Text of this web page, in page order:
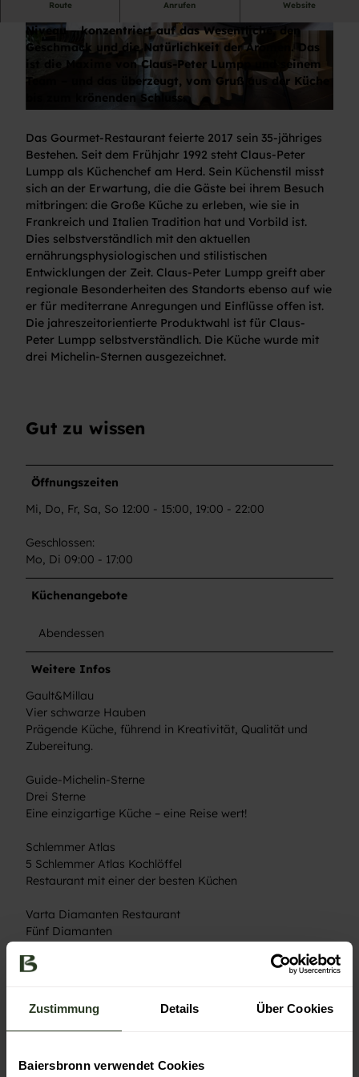
Zustimmung Details Über Cookies
Baiersbronn verwendet Cookies
© Hotel Bareiss GmbH © Hotel Bareiss GmbH
Route Anrufen Website
Niveau – konzentriert auf das Wesentliche, den
Geschmack und die Natürlichkeit der Aromen. Das
ist die Maxime von Claus-Peter Lumpp und seinem
Team – und das überzeugt, vom Gruß aus der Küche
bis zum krönenden Schluss.
Das Gourmet-Restaurant feierte 2017 sein 35-jähriges
Bestehen. Seit dem Frühjahr 1992 steht Claus-Peter
Lumpp als Küchenchef am Herd. Sein Küchenstil misst
sich an der Erwartung, die die Gäste bei ihrem Besuch
mitbringen: die Große Küche zu erleben, wie sie in
Frankreich und Italien Tradition hat und Vorbild ist.
Dies selbstverständlich mit den aktuellen
ernährungsphysiologischen und stilistischen
Entwicklungen der Zeit. Claus-Peter Lumpp greift aber
regionale Besonderheiten des Standorts ebenso auf wie
er für mediterrane Anregungen und Einflüsse offen ist.
Die jahreszeitorientierte Produktwahl ist für Claus-
Peter Lumpp selbstverständlich. Die Küche wurde mit
drei Michelin-Sternen ausgezeichnet.
Gut zu wissen
Öffnungszeiten
Mi, Do, Fr, Sa, So 12:00 - 15:00, 19:00 - 22:00
Geschlossen:
Mo, Di 09:00 - 17:00
Küchenangebote
Abendessen
Weitere Infos
Gault&Millau
Vier schwarze Hauben
Prägende Küche, führend in Kreativität, Qualität und
Zubereitung.
Guide-Michelin-Sterne
Drei Sterne
Eine einzigartige Küche – eine Reise wert!
Schlemmer Atlas
5 Schlemmer Atlas Kochlöffel
Restaurant mit einer der besten Küchen
Varta Diamanten Restaurant
Fünf Diamanten
außergewöhnliche Küchenleistung.
5 F
In jeder Hinsicht perfekt
Autor:in